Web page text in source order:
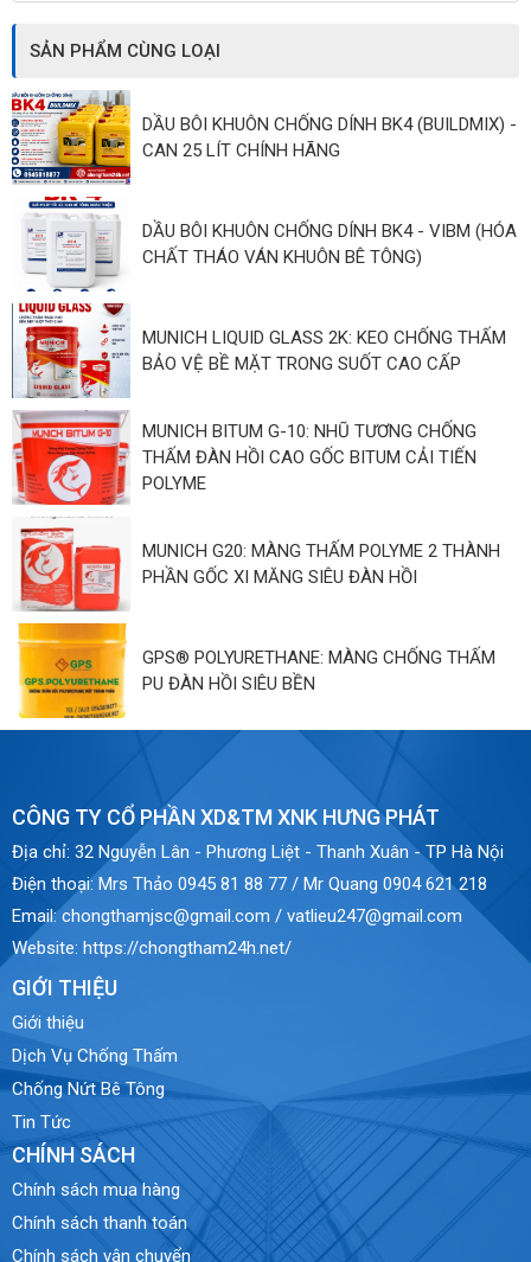
SẢN PHẨM CÙNG LOẠI
DẦU BÔI KHUÔN CHỐNG DÍNH BK4 (BUILDMIX) -
CAN 25 LÍT CHÍNH HÃNG
DẦU BÔI KHUÔN CHỐNG DÍNH BK4 - VIBM (HÓA
CHẤT THÁO VÁN KHUÔN BÊ TÔNG)
MUNICH LIQUID GLASS 2K: KEO CHỐNG THẤM
BẢO VỆ BỀ MẶT TRONG SUỐT CAO CẤP
MUNICH BITUM G-10: NHŨ TƯƠNG CHỐNG
THẤM ĐÀN HỒI CAO GỐC BITUM CẢI TIẾN
POLYME
MUNICH G20: MÀNG THẤM POLYME 2 THÀNH
PHẦN GỐC XI MĂNG SIÊU ĐÀN HỒI
GPS® POLYURETHANE: MÀNG CHỐNG THẤM
PU ĐÀN HỒI SIÊU BỀN
CÔNG TY CỔ PHẦN XD&TM XNK HƯNG PHÁT
Địa chỉ: 32 Nguyễn Lân - Phương Liệt - Thanh Xuân - TP Hà Nội
Điện thoại: Mrs Thảo 0945 81 88 77 / Mr Quang 0904 621 218
Email:chongthamjsc@gmail.com / vatlieu247@gmail.com
Website: https://chongtham24h.net/
GIỚI THIỆU
Giới thiệu
Dịch Vụ Chống Thấm
Chống Nứt Bê Tông
Tin Tức
CHÍNH SÁCH
Chính sách mua hàng
Chính sách thanh toán
Chính sách vận chuyển